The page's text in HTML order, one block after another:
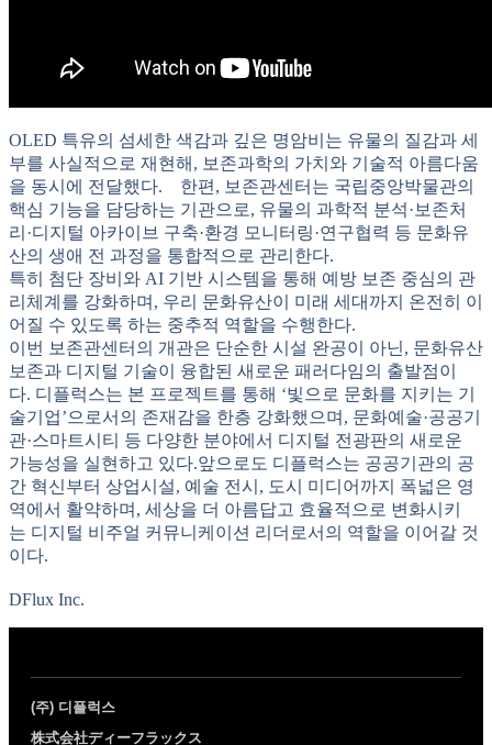
OLED 특유의 섬세한 색감과 깊은 명암비는 유물의 질감과 세
부를 사실적으로 재현해, 보존과학의 가치와 기술적 아름다움
을 동시에 전달했다. 한편, 보존관센터는 국립중앙박물관의
핵심 기능을 담당하는 기관으로, 유물의 과학적 분석·보존처
리·디지털 아카이브 구축·환경 모니터링·연구협력 등 문화유
산의 생애 전 과정을 통합적으로 관리한다.
특히 첨단 장비와 AI 기반 시스템을 통해 예방 보존 중심의 관
리체계를 강화하며, 우리 문화유산이 미래 세대까지 온전히 이
어질 수 있도록 하는 중추적 역할을 수행한다.
이번 보존관센터의 개관은 단순한 시설 완공이 아닌, 문화유산
보존과 디지털 기술이 융합된 새로운 패러다임의 출발점이
다. 디플럭스는 본 프로젝트를 통해 ‘빛으로 문화를 지키는 기
술기업’으로서의 존재감을 한층 강화했으며, 문화예술·공공기
관·스마트시티 등 다양한 분야에서 디지털 전광판의 새로운
가능성을 실현하고 있다.앞으로도 디플럭스는 공공기관의 공
간 혁신부터 상업시설, 예술 전시, 도시 미디어까지 폭넓은 영
역에서 활약하며, 세상을 더 아름답고 효율적으로 변화시키
는 디지털 비주얼 커뮤니케이션 리더로서의 역할을 이어갈 것
이다.
DFlux Inc.
(주) 디플럭스
株式会社ディーフラックス